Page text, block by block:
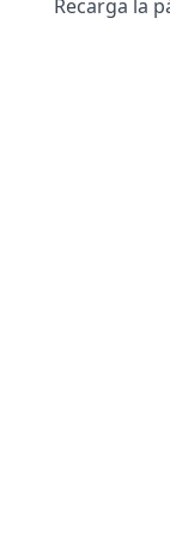
Recarga la